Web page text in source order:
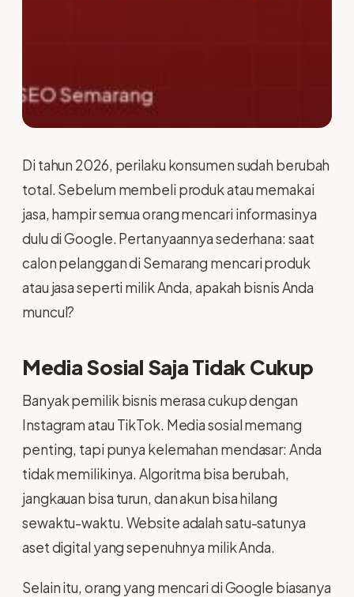
Di tahun 2026, perilaku konsumen sudah berubah
total. Sebelum membeli produk atau memakai
jasa, hampir semua orang mencari informasinya
dulu di Google. Pertanyaannya sederhana: saat
calon pelanggan di Semarang mencari produk
atau jasa seperti milik Anda, apakah bisnis Anda
muncul?
Media Sosial Saja Tidak Cukup
Banyak pemilik bisnis merasa cukup dengan
Instagram atau TikTok. Media sosial memang
penting, tapi punya kelemahan mendasar: Anda
tidak memilikinya. Algoritma bisa berubah,
jangkauan bisa turun, dan akun bisa hilang
sewaktu-waktu. Website adalah satu-satunya
aset digital yang sepenuhnya milik Anda.
Selain itu, orang yang mencari di Google biasanya